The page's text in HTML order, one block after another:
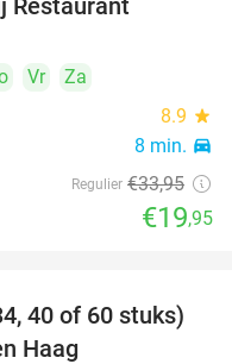
Restaurant
Vr
Za
8.9 star
8 min. directions_car
Regulier €33,95
€19,95
49%
40 of 60 stuks)
Haag